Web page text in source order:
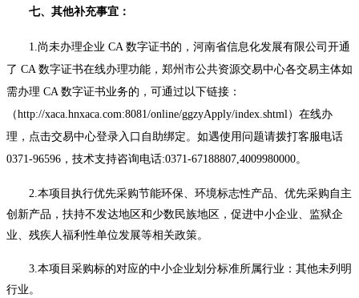
七、其他补充事宜：
1.尚未办理企业 CA 数字证书的，河南省信息化发展有限公司开通
了 CA 数字证书在线办理功能，郑州市公共资源交易中心各交易主体如
需办理 CA 数字证书业务的，可通过以下链接：
（http://xaca.hnxaca.com:8081/online/ggzyApply/index.shtml）在线办
理，点击交易中心登录入口自助绑定。如遇使用问题请拨打客服电话
0371-96596，技术支持咨询电话:0371-67188807,4009980000。
2.本项目执行优先采购节能环保、环境标志性产品、优先采购自主
创新产品，扶持不发达地区和少数民族地区，促进中小企业、监狱企
业、残疾人福利性单位发展等相关政策。
3.本项目采购标的对应的中小企业划分标准所属行业：其他未列明
行业。